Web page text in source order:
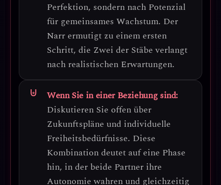
Perfektion, sondern nach Potenzial
für gemeinsames Wachstum. Der
Narr ermutigt zu einem ersten
Schritt, die Zwei der Stäbe verlangt
nach realistischen Erwartungen.
Wenn Sie in einer Beziehung sind:
Diskutieren Sie offen über
Zukunftspläne und individuelle
Freiheitsbedürfnisse. Diese
Kombination deutet auf eine Phase
hin, in der beide Partner ihre
Autonomie wahren und gleichzeitig